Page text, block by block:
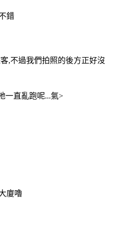
錯
,不過我們拍照的後方正好沒
一直亂跑呢...氣>
廈嚕